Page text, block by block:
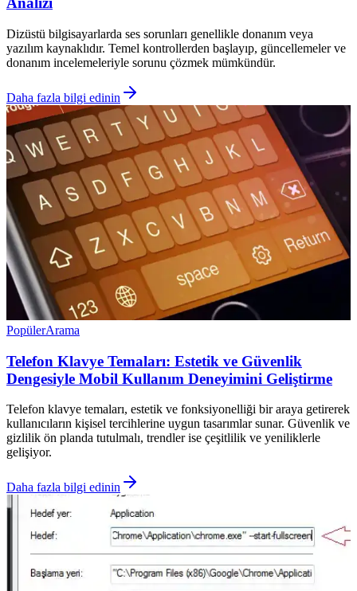
Dizüstü bilgisayarlarda ses sorunları genellikle donanım veya
yazılım kaynaklıdır. Temel kontrollerden başlayıp, güncellemeler ve
donanım incelemeleriyle sorunu çözmek mümkündür.
Daha fazla bilgi edinin
PopülerArama
Telefon Klavye Temaları: Estetik ve Güvenlik
Dengesiyle Mobil Kullanım Deneyimini Geliştirme
Telefon klavye temaları, estetik ve fonksiyonelliği bir araya getirerek
kullanıcıların kişisel tercihlerine uygun tasarımlar sunar. Güvenlik ve
gizlilik ön planda tutulmalı, trendler ise çeşitlilik ve yeniliklerle
gelişiyor.
Daha fazla bilgi edinin